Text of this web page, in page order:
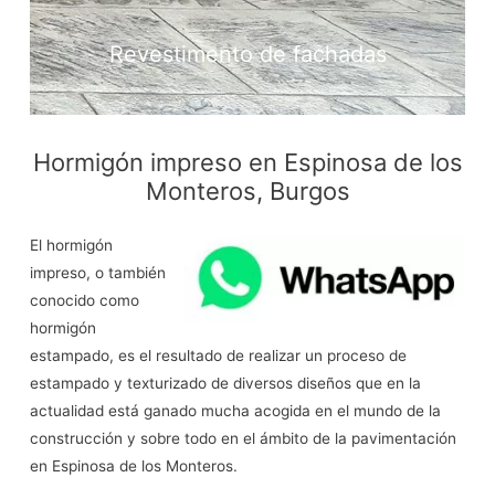
Revestimento de fachadas
Hormigón impreso en Espinosa de los
Monteros, Burgos
El hormigón
impreso, o también
conocido como
hormigón
estampado, es el resultado de realizar un proceso de
estampado y texturizado de diversos diseños que en la
actualidad está ganado mucha acogida en el mundo de la
construcción y sobre todo en el ámbito de la pavimentación
en Espinosa de los Monteros.